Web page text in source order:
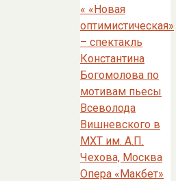
« «Новая
оптимистическая»
– спектакль
Константина
Богомолова по
мотивам пьесы
Всеволода
Вишневского в
МХТ им. А.П.
Чехова, Москва
Опера «Макбет»